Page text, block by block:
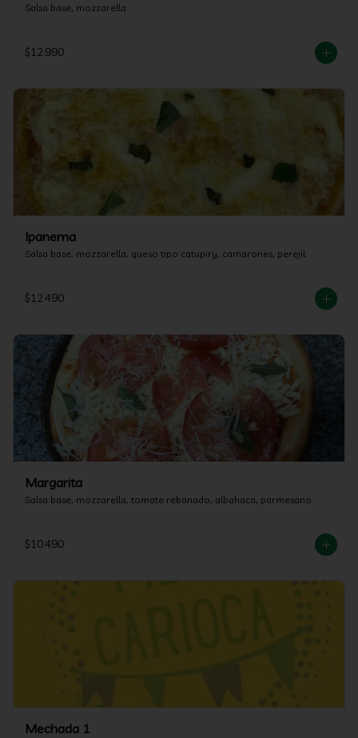
Salsa base, mozzarella
$12.990
Ipanema
Salsa base, mozzarella, queso tipo catupiry, camarones, perejil
$12.490
Margarita
Salsa base, mozzarella, tomate rebanado, albahaca, parmesano
$10.490
Mechada 1